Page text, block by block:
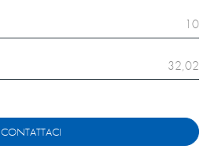
10
32,02
CONTATTACI